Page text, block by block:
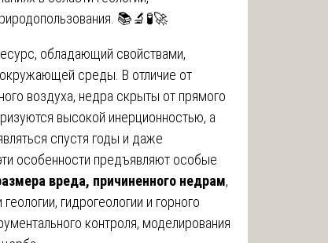
📚🔬🧪🚀
обладающий свойствами,
среды. В отличие от
воздуха, недра скрыты от прямого
высокой инерционностью, а
спустя годы и даже
особенности предъявляют особые
вреда, причиненного недрам,
гидрогеологии и горного
контроля, моделирования